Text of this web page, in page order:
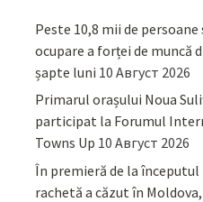
Peste 10,8 mii de
ocupare a forței de muncă
șapte luni 10 Август 2026
Primarul orașului Noua
participat la Forumul
Towns Up 10 Август 2026
În premieră de la
rachetă a căzut în